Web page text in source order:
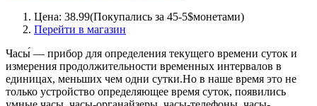
Цена: 38.99(Покупались за 45-5$монетами)
Перейти в магазин
Часы́ — прибор для определения текущего времени суток и
измерения продолжительности временных интервалов в
единицах, меньших чем одни сутки.Но в наше время это не
только устройство определяющее время суток, появились